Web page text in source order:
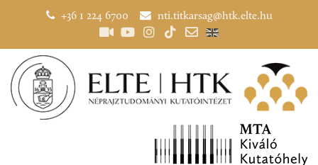
+36 1 224 6700 nti.titkarsag@htk.elte.hu